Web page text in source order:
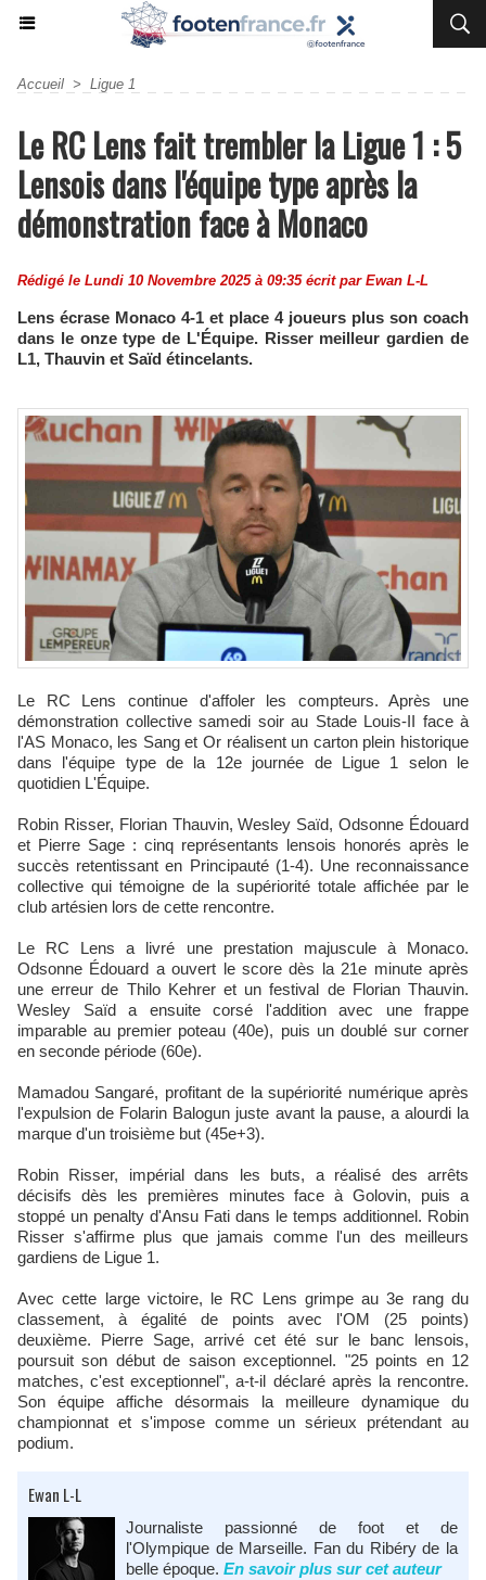
Accueil > Ligue 1
Le RC Lens fait trembler la Ligue 1 : 5
Lensois dans l'équipe type après la
démonstration face à Monaco
Rédigé le Lundi 10 Novembre 2025 à 09:35 écrit par Ewan L-L
Lens écrase Monaco 4-1 et place 4 joueurs plus son coach
dans le onze type de L'Équipe. Risser meilleur gardien de
L1, Thauvin et Saïd étincelants.
Le RC Lens continue d'affoler les compteurs. Après une
démonstration collective samedi soir au Stade Louis-II face à
l'AS Monaco, les Sang et Or réalisent un carton plein historique
dans l'équipe type de la 12e journée de Ligue 1 selon le
quotidien L'Équipe.​
Robin Risser, Florian Thauvin, Wesley Saïd, Odsonne Édouard
et Pierre Sage : cinq représentants lensois honorés après le
succès retentissant en Principauté (1-4). Une reconnaissance
collective qui témoigne de la supériorité totale affichée par le
club artésien lors de cette rencontre.​
Le RC Lens a livré une prestation majuscule à Monaco.
Odsonne Édouard a ouvert le score dès la 21e minute après
une erreur de Thilo Kehrer et un festival de Florian Thauvin.
Wesley Saïd a ensuite corsé l'addition avec une frappe
imparable au premier poteau (40e), puis un doublé sur corner
en seconde période (60e).​
Mamadou Sangaré, profitant de la supériorité numérique après
l'expulsion de Folarin Balogun juste avant la pause, a alourdi la
marque d'un troisième but (45e+3).
Robin Risser, impérial dans les buts, a réalisé des arrêts
décisifs dès les premières minutes face à Golovin, puis a
stoppé un penalty d'Ansu Fati dans le temps additionnel. Robin
Risser s'affirme plus que jamais comme l'un des meilleurs
gardiens de Ligue 1.
Avec cette large victoire, le RC Lens grimpe au 3e rang du
classement, à égalité de points avec l'OM (25 points)
deuxième. Pierre Sage, arrivé cet été sur le banc lensois,
poursuit son début de saison exceptionnel. "25 points en 12
matches, c'est exceptionnel", a-t-il déclaré après la rencontre.
Son équipe affiche désormais la meilleure dynamique du
championnat et s'impose comme un sérieux prétendant au
podium.​
Ewan L-L
Journaliste passionné de foot et de
l'Olympique de Marseille. Fan du Ribéry de la
belle époque. En savoir plus sur cet auteur